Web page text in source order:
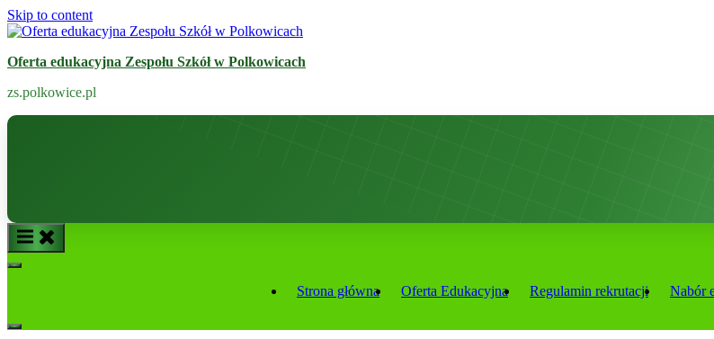
Skip to content
Oferta edukacyjna Zespołu Szkół w Polkowicach
zs.polkowice.pl
Strona główna Oferta Edukacyjna Regulamin rekrutacji Nabór